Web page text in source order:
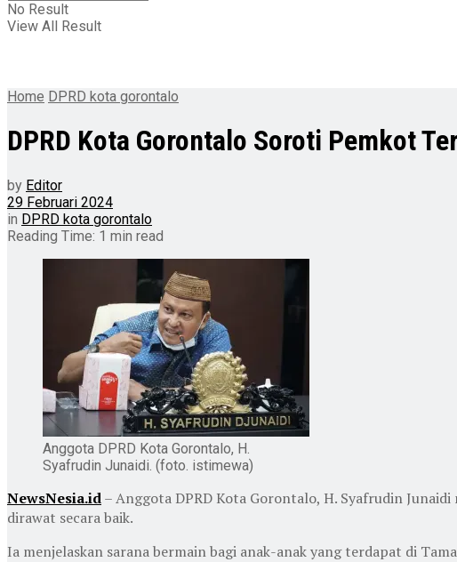
No Result
View All Result
Home DPRD kota gorontalo
DPRD Kota Gorontalo Soroti Pemkot
by Editor
29 Februari 2024
in DPRD kota gorontalo
Reading Time: 1 min read
Anggota DPRD Kota Gorontalo, H.
Syafrudin Junaidi. (foto. istimewa)
NewsNesia.id– Anggota DPRD Kota Gorontalo, H. Syafrudin
dirawat secara baik.
Ia menjelaskan sarana bermain bagi anak-anak yang terdapat di